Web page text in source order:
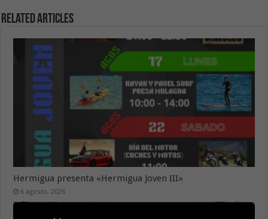
Related Articles
Hermigua presenta «Hermigua Joven III»
6 agosto, 2026